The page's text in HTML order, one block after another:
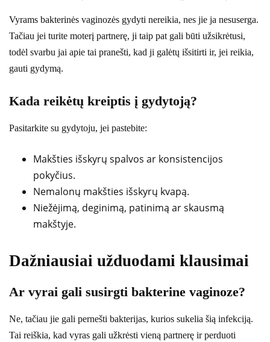
Vyrams bakterinės vaginozės gydyti nereikia, nes jie ja nesuserga.
Tačiau jei turite moterį partnerę, ji taip pat gali būti užsikrėtusi,
todėl svarbu jai apie tai pranešti, kad ji galėtų išsitirti ir, jei reikia,
gauti gydymą.
Kada reikėtų kreiptis į gydytoją?
Pasitarkite su gydytoju, jei pastebite:
Makšties išskyrų spalvos ar konsistencijos
pokyčius.
Nemalonų makšties išskyrų kvapą.
Niežėjimą, deginimą, patinimą ar skausmą
makštyje.
Dažniausiai užduodami klausimai
Ar vyrai gali susirgti bakterine vaginoze?
Ne, tačiau jie gali pernešti bakterijas, kurios sukelia šią infekciją.
Tai reiškia, kad vyras gali užkrėsti vieną partnerę ir perduoti